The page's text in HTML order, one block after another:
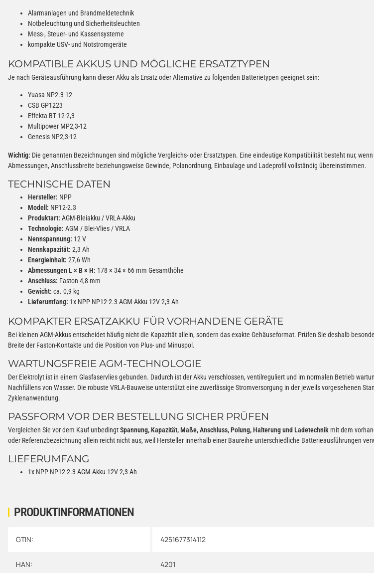
PRODUKTINFORMATIONEN
Produkteigenschaft
Wert
GTIN: 4251677314112
HAN: 4201
Alarmanlagen und Brandmeldetechnik
Notbeleuchtung und Sicherheitsleuchten
Mess-, Steuer- und Kassensysteme
kompakte USV- und Notstromgeräte
KOMPATIBLE AKKUS UND MÖGLICHE ERSATZTYPEN
Je nach Geräteausführung kann dieser Akku als Ersatz oder Alternative zu folgenden Batterietypen geeignet sein:
Yuasa NP2.3-12
CSB GP1223
Effekta BT 12-2,3
Multipower MP2,3-12
Genesis NP2,3-12
Wichtig: Die genannten Bezeichnungen sind mögliche Vergleichs- oder Ersatztypen. Eine eindeutige Kompatibilität besteht nur,
Abmessungen, Anschlussbreite beziehungsweise Gewinde, Polanordnung, Einbaulage und Ladeprofil vollständig übereinstimmen.
TECHNISCHE DATEN
Hersteller: NPP
Modell: NP12-2.3
Produktart: AGM-Bleiakku / VRLA-Akku
Technologie: AGM / Blei-Vlies / VRLA
Nennspannung: 12 V
Nennkapazität: 2,3 Ah
Energieinhalt: 27,6 Wh
Abmessungen L × B × H: 178 × 34 × 66 mm Gesamthöhe
Anschluss: Faston 4,8 mm
Gewicht: ca. 0,9 kg
Lieferumfang: 1x NPP NP12-2.3 AGM-Akku 12V 2,3 Ah
KOMPAKTER ERSATZAKKU FÜR VORHANDENE GERÄTE
Bei kleinen AGM-Akkus entscheidet häufig nicht die Kapazität allein, sondern das exakte Gehäuseformat. Prüfen Sie deshalb
Breite der Faston-Kontakte und die Position von Plus- und Minuspol.
WARTUNGSFREIE AGM-TECHNOLOGIE
Der Elektrolyt ist in einem Glasfaservlies gebunden. Dadurch ist der Akku verschlossen, ventilreguliert und im normalen Betrieb
Nachfüllens von Wasser. Die robuste VRLA-Bauweise unterstützt eine zuverlässige Stromversorgung in der jeweils vorgesehenen
Zyklenanwendung.
PASSFORM VOR DER BESTELLUNG SICHER PRÜFEN
Vergleichen Sie vor dem Kauf unbedingtSpannung, Kapazität, Maße, Anschluss, Polung, Halterung und Ladetechnik mit dem
oder Referenzbezeichnung allein reicht nicht aus, weil Hersteller innerhalb einer Baureihe unterschiedliche Batterieausführungen
LIEFERUMFANG
1x NPP NP12-2.3 AGM-Akku 12V 2,3 Ah